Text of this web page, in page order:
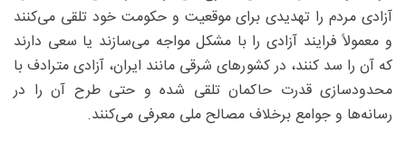
آزادی مردم را تهدیدی برای موقعیت و حکومت خود تلقی می‌کنند
و معمولاً فرایند آزادی را با مشکل مواجه می‌سازند یا سعی دارند
که آن را سد کنند، در کشورهای شرقی مانند ایران، آزادی مترادف با
محدودسازی قدرت حاکمان تلقی شده و حتی طرح آن را در
رسانه‌ها و جوامع برخلاف مصالح ملی معرفی می‌کنند.